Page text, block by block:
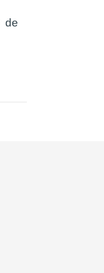
de